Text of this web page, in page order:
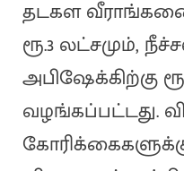
தடகள
ரூ.3 லட்சமும்,
அபிஷேக்கிற்கு
வழங்கப்பட்டது.